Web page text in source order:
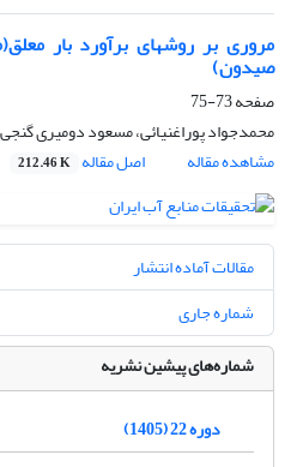
مروری بر روشهای برآورد بار
صیدون)
صفحه73-75
محمدجواد پوراغنیائی، مسعود دومیری
مشاهده مقاله
اصل مقاله 212.46 K
مقالات آماده انتشار
شماره جاری
شماره‌های پیشین نشریه
دوره 22 (1405)